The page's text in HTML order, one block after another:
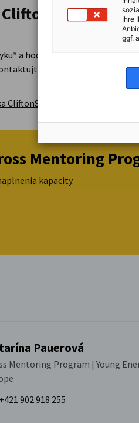
a hodinový mentoring/
CliftonStrenght :
Mentoring
kapacity.
Pauerová
Mentoring Program | Young
+421 902 918 255
Ihre
ggf.